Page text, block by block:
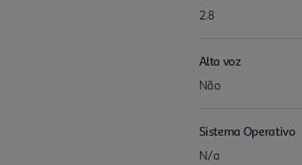
2.8
Alta voz
Não
Sistema Operativo
N/a